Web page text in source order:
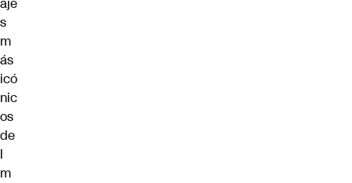
s
m
ás
icó
nic
os
de
l
m